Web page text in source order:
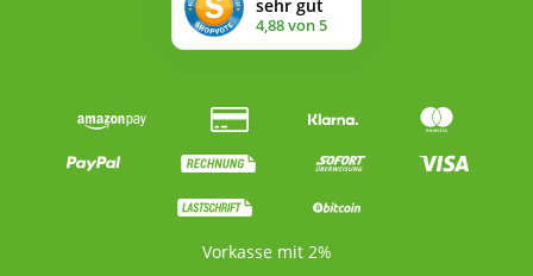
Vorkasse mit 2%